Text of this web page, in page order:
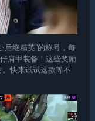
后继精英”的称号，每
肩甲装备！这些奖励
快来试试这款等不